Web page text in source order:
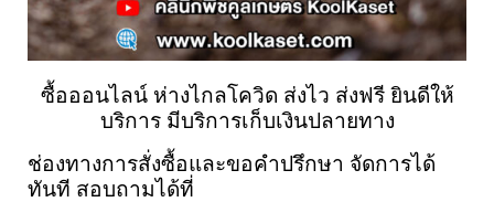
ซื้อออนไลน์ ห่างไกลโควิด ส่งไว ส่งฟรี ยินดีให้
บริการ มีบริการเก็บเงินปลายทาง
ช่องทางการสั่งซื้อและขอคำปรึกษา จัดการได้
ทันที สอบถามได้ที่